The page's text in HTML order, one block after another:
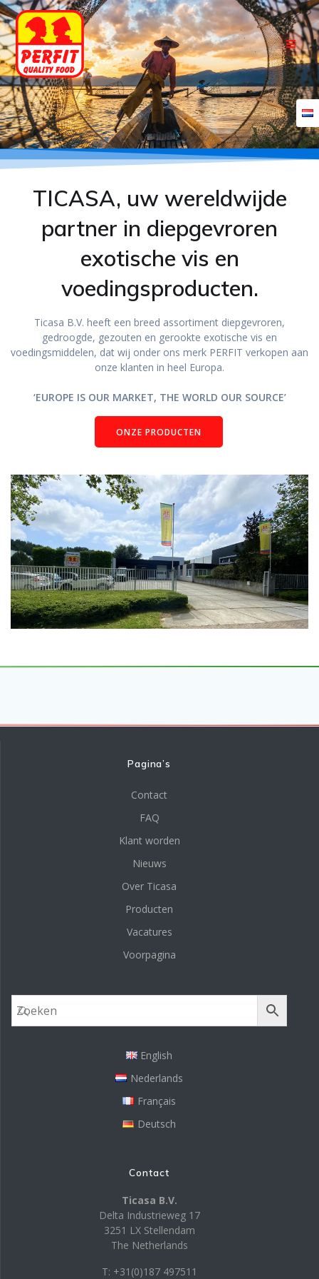
Skip
to
content
TICASA, uw wereldwijde
partner in diepgevroren
exotische vis en
voedingsproducten.
Ticasa B.V. heeft een breed assortiment diepgevroren,
gedroogde, gezouten en gerookte exotische vis en
voedingsmiddelen, dat wij onder ons merk PERFIT verkopen aan
onze klanten in heel Europa.
‘EUROPE IS OUR MARKET, THE WORLD OUR SOURCE’
ONZE PRODUCTEN
Pagina’s
Contact
FAQ
Klant worden
Nieuws
Over Ticasa
Producten
Vacatures
Voorpagina
English
Nederlands
Français
Deutsch
Contact
Ticasa B.V.
Delta Industrieweg 17
3251 LX Stellendam
The Netherlands
T: +31(0)187 497511